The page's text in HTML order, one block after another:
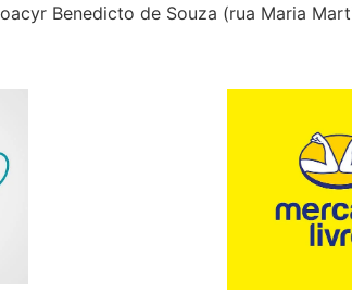
Benedicto de Souza (rua Maria